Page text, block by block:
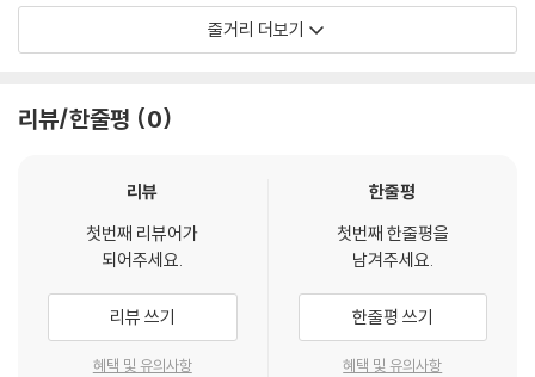
다.
삶이 꽉 막혔다고 생각한다. 마침내 그는 그의 꿈을 수영대회에서 찾는다.
는 새 직장에 나가기 시작한다. 그러던 어느날 아침, 그들은 서로를 알아보
지 못하게 되는데..
줄거리 더보기
리뷰/한줄평 0
리뷰
첫번째 리뷰어가
되어주세요.
리뷰 쓰기
혜택 및 유의사항
한줄평
첫번째 한줄평을
남겨주세요.
한줄평 쓰기
혜택 및 유의사항